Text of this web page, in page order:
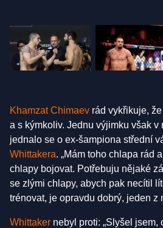
Khamzat Chimaev rád vykřikuje,
a s kýmkoliv. Jednu výjimku však v
jednalo se o ex-šampiona střední
Whittakera. „Mám toho chlapa rád
chlapy bojovat. Potřebuju nějaké
se zlými chlapy, abych pak necítil
trénovat, je opravdu dobrý, jeden z
Whittaker nebyl proti: „Slyšel jsem,